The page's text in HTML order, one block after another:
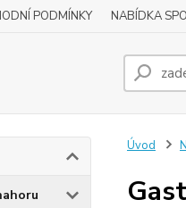
PODMÍNKY NABÍDKA
Úvod